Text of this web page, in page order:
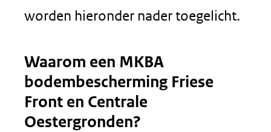
worden hieronder nader toegelicht.
Waarom een MKBA
bodembescherming Friese
Front en Centrale
Oestergronden?